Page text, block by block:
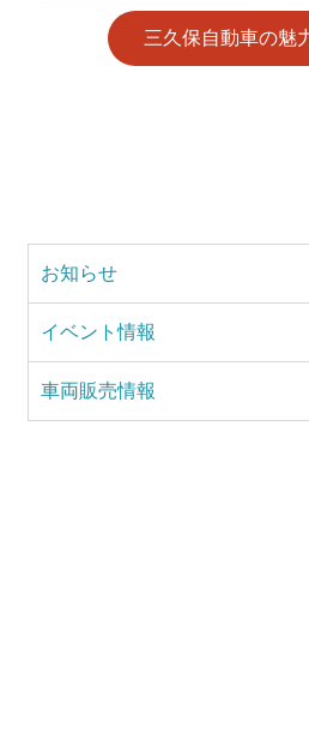
三久保自動車の魅
お知らせ
イベント情報
車両販売情報